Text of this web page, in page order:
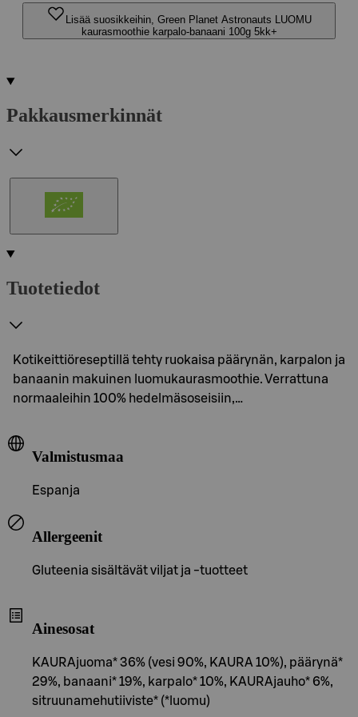
Lisää suosikkeihin, Green Planet Astronauts LUOMU
kaurasmoothie karpalo-banaani 100g 5kk+
Pakkausmerkinnät
Tuotetiedot
Kotikeittiöreseptillä tehty ruokaisa päärynän, karpalon ja
banaanin makuinen luomukaurasmoothie. Verrattuna
normaaleihin 100% hedelmäsoseisiin,…
Valmistusmaa
Espanja
Allergeenit
Gluteenia sisältävät viljat ja -tuotteet
Ainesosat
KAURAjuoma* 36% (vesi 90%, KAURA 10%), päärynä*
29%, banaani* 19%, karpalo* 10%, KAURAjauho* 6%,
sitruunamehutiiviste* (*luomu)